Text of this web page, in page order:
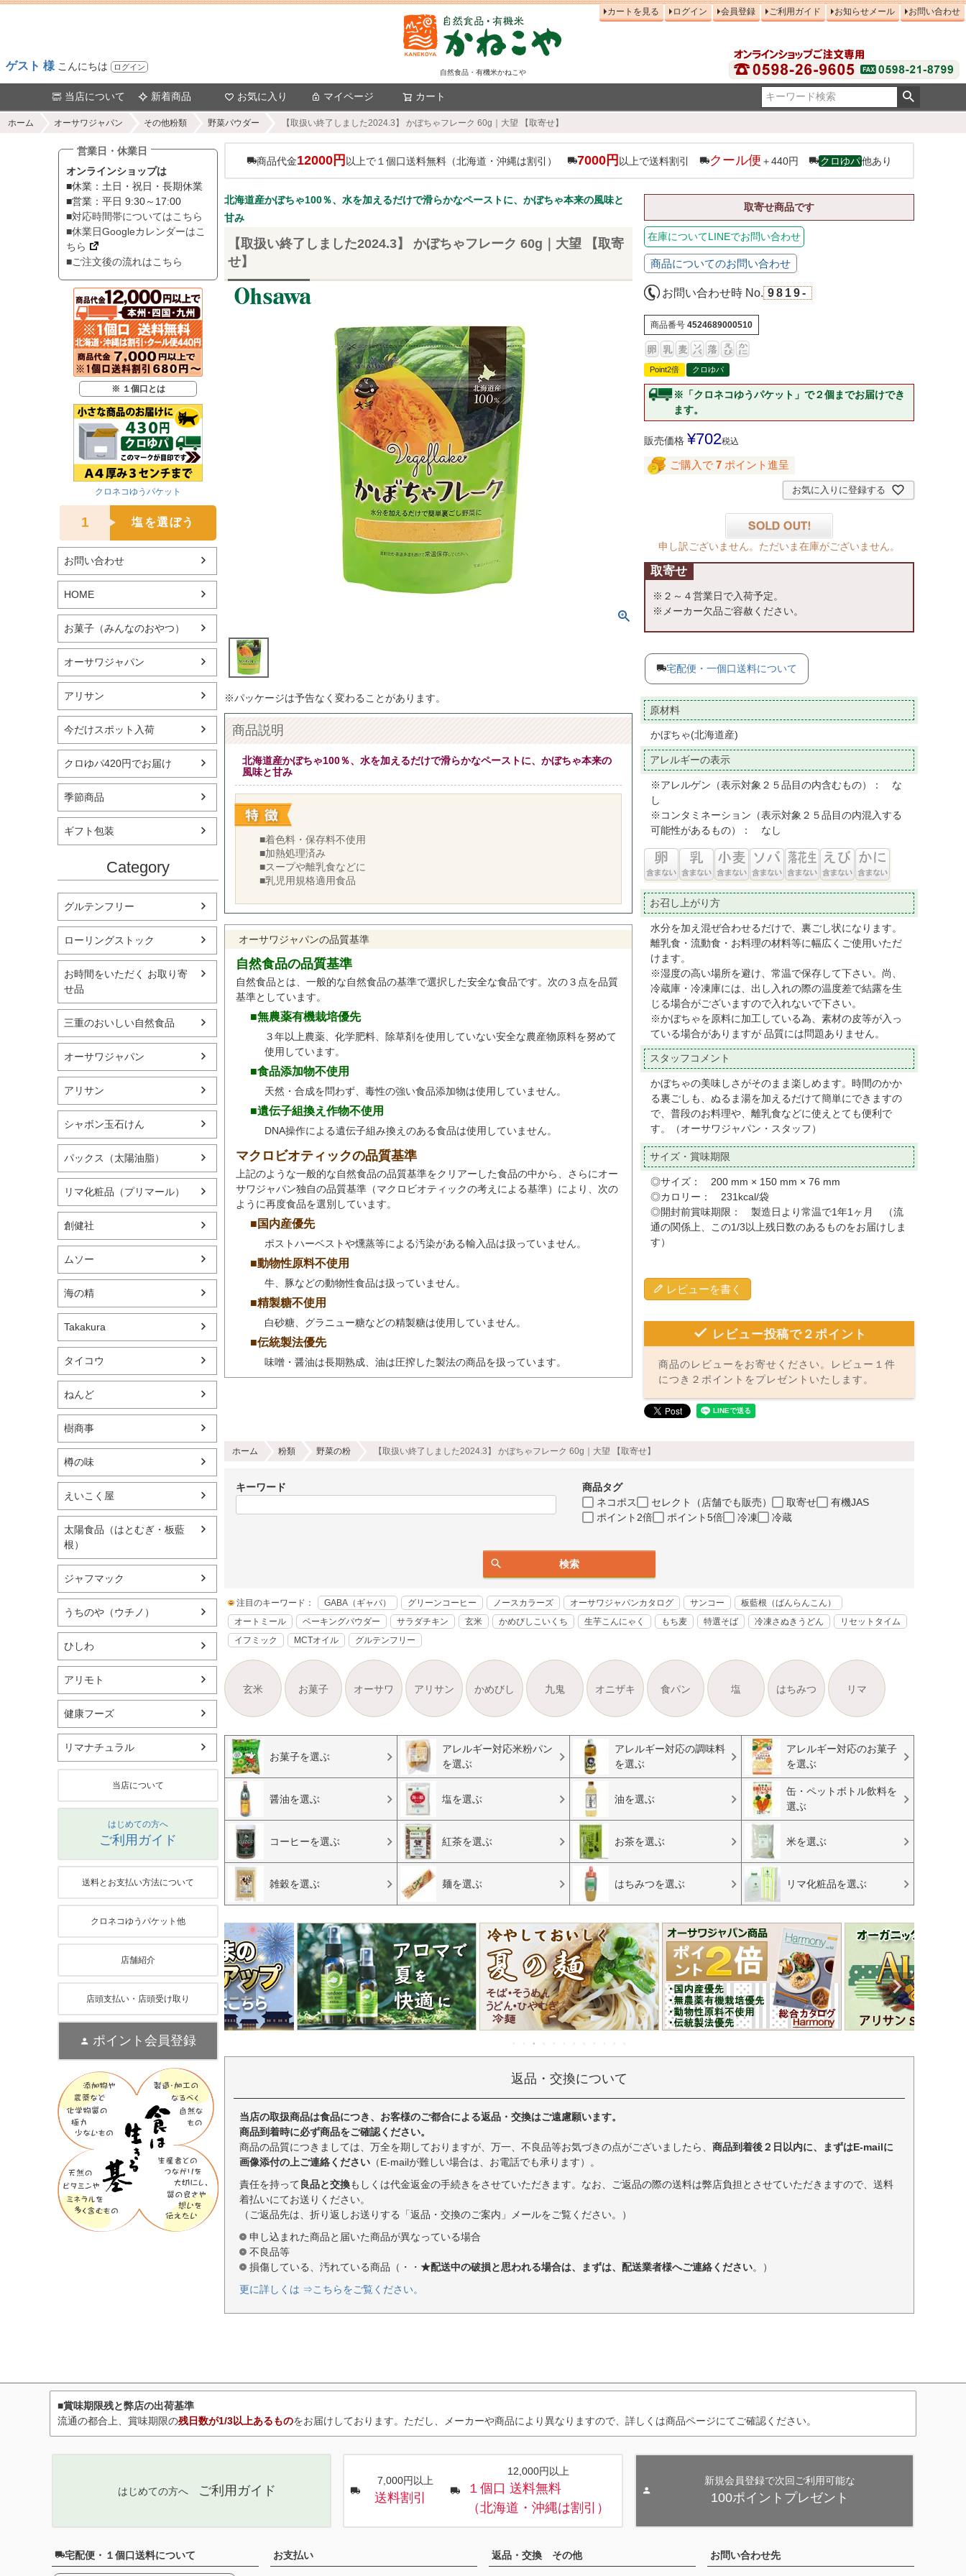
ゲスト 様 こんにちは ログイン
自然食品・有機米かねこや
カートを見る ログイン 会員登録 ご利用ガイド お知らせメール お問い合わせ
当店について 新着商品 お気に入り マイページ カート
ホーム オーサワジャパン その他粉類 野菜パウダー 【取扱い終了しました2024.3】 かぼちゃフレーク 60g｜大望 【取寄せ】
営業日・休業日
オンラインショップは
■休業：土日・祝日・長期休業
■営業：平日 9:30～17:00
■対応時間帯についてはこちら
■休業日Googleカレンダーはこ
ちら
■ご注文後の流れはこちら
※ １個口とは
クロネコゆうパケット
1 塩を選ぼう
お問い合わせ
HOME
お菓子（みんなのおやつ）
オーサワジャパン
アリサン
今だけスポット入荷
クロゆパ420円でお届け
季節商品
ギフト包装
Category
グルテンフリー
ローリングストック
お時間をいただく お取り寄
せ品
三重のおいしい自然食品
オーサワジャパン
アリサン
シャボン玉石けん
パックス（太陽油脂）
リマ化粧品（プリマール）
創健社
ムソー
海の精
Takakura
タイコウ
ねんど
樹商事
樽の味
えいこく屋
太陽食品（はとむぎ・板藍
根）
ジャフマック
うちのや（ウチノ）
ひしわ
アリモト
健康フーズ
リマナチュラル
当店について
はじめての方へ
ご利用ガイド
送料とお支払い方法について
クロネコゆうパケット他
店舗紹介
店頭支払い・店頭受け取り
ポイント会員登録
商品代金12000円 以上で１個口送料無料（北海道・沖縄は割引） 7000円 以上で送料割引 クール便 ＋440円 クロゆパ他あり
北海道産かぼちゃ100％、水を加えるだけで滑らかなペーストに、かぼちゃ本来の風味と
甘み
【取扱い終了しました2024.3】 かぼちゃフレーク 60g｜大望 【取寄
せ】
※パッケージは予告なく変わることがあります。
商品説明
北海道産かぼちゃ100％、水を加えるだけで滑らかなペーストに、かぼちゃ本来の
風味と甘み
■着色料・保存料不使用
■加熱処理済み
■スープや離乳食などに
■乳児用規格適用食品
オーサワジャパンの品質基準
自然食品の品質基準
自然食品とは、一般的な自然食品の基準で選択した安全な食品です。次の３点を品質
基準としています。
■無農薬有機栽培優先
３年以上農薬、化学肥料、除草剤を使用していない安全な農産物原料を努めて
使用しています。
■食品添加物不使用
天然・合成を問わず、毒性の強い食品添加物は使用していません。
■遺伝子組換え作物不使用
DNA操作による遺伝子組み換えのある食品は使用していません。
マクロビオティックの品質基準
上記のような一般的な自然食品の品質基準をクリアーした食品の中から、さらにオー
サワジャパン独自の品質基準（マクロビオティックの考えによる基準）により、次の
ように再度食品を選別しています。
■国内産優先
ポストハーベストや燻蒸等による汚染がある輸入品は扱っていません。
■動物性原料不使用
牛、豚などの動物性食品は扱っていません。
■精製糖不使用
白砂糖、グラニュー糖などの精製糖は使用していません。
■伝統製法優先
味噌・醤油は長期熟成、油は圧搾した製法の商品を扱っています。
取寄せ商品です
在庫についてLINEでお問い合わせ
商品についてのお問い合わせ
お問い合わせ時 No. 9819-
商品番号 4524689000510
Point2倍 クロゆパ
※「クロネコゆうパケット」で２個までお届けでき
ます。
販売価格 ¥702税込
ご購入で 7 ポイント進呈
お気に入りに登録する
申し訳ございません。ただいま在庫がございません。
取寄せ
※２～４営業日で入荷予定。
※メーカー欠品ご容赦ください。
宅配便・一個口送料について
原材料
かぼちゃ(北海道産)
アレルギーの表示
※アレルゲン（表示対象２５品目の内含むもの）： な
し
※コンタミネーション（表示対象２５品目の内混入する
可能性があるもの）： なし
お召し上がり方
水分を加え混ぜ合わせるだけで、裏ごし状になります。
離乳食・流動食・お料理の材料等に幅広くご使用いただ
けます。
※湿度の高い場所を避け、常温で保存して下さい。尚、
冷蔵庫・冷凍庫には、出し入れの際の温度差で結露を生
じる場合がございますので入れないで下さい。
※かぼちゃを原料に加工している為、素材の皮等が入っ
ている場合がありますが 品質には問題ありません。
スタッフコメント
かぼちゃの美味しさがそのまま楽しめます。時間のかか
る裏ごしも、ぬるま湯を加えるだけて簡単にできますの
で、普段のお料理や、離乳食などに使えとても便利で
す。（オーサワジャパン・スタッフ）
サイズ・賞味期限
◎サイズ： 200 mm × 150 mm × 76 mm
◎カロリー： 231kcal/袋
◎開封前賞味期限： 製造日より常温で1年1ヶ月 （流
通の関係上、この1/3以上残日数のあるものをお届けしま
す）
レビューを書く
レビュー投稿で２ポイント
商品のレビューをお寄せください。レビュー１件
につき２ポイントをプレゼントいたします。
ホーム 粉類 野菜の粉 【取扱い終了しました2024.3】 かぼちゃフレーク 60g｜大望 【取寄せ】
キーワード
商品タグ
ネコポス
セレクト（店舗でも販売） 取寄せ
有機JAS
ポイント2倍
ポイント5倍 冷凍 冷蔵
検索
注目のキーワード： GABA（ギャバ） グリーンコーヒー ノースカラーズ オーサワジャパンカタログ サンコー
板藍根（ばんらんこん）
オートミール
ベーキングパウダー サラダチキン 玄米 かめびしこいくち 生芋こんにゃく もち麦 特選そば 冷凍さぬきうどん
リセットタイム
イフミック
MCTオイル グルテンフリー
玄米 お菓子 オーサワ アリサン かめびし 九鬼 オニザキ 食パン 塩 はちみつ リマ
お菓子を選ぶ
アレルギー対応米粉パン
を選ぶ
アレルギー対応の調味料
を選ぶ
アレルギー対応のお菓子
を選ぶ
醤油を選ぶ 塩を選ぶ 油を選ぶ
缶・ペットボトル飲料を
選ぶ
コーヒーを選ぶ 紅茶を選ぶ お茶を選ぶ 米を選ぶ
雑穀を選ぶ 麺を選ぶ はちみつを選ぶ リマ化粧品を選ぶ
返品・交換について
当店の取扱商品は食品につき、お客様のご都合による返品・交換はご遠慮願います。
商品到着時に必ず商品をご確認ください。
商品の品質につきましては、万全を期しておりますが、万一、不良品等お気づきの点がございましたら、 商品到着後２日以内に、まずはE-mailに
画像添付の上ご連絡ください （E-mailが難しい場合は、お電話でも承ります）。
責任を持って 良品と交換もしくは代金返金の手続きをさせていただきます。なお、ご返品の際の送料は弊店負担とさせていただきますので、送料
着払いにてお送りください。
（ご返品先は、折り返しお送りする「返品・交換のご案内」メールをご覧ください。）
申し込まれた商品と届いた商品が異なっている場合
不良品等
損傷している、汚れている商品（・・ ★配送中の破損と思われる場合は、まずは、配送業者様へご連絡ください。）
更に詳しくは ⇒こちらをご覧ください。
■賞味期限残と弊店の出荷基準
流通の都合上、賞味期限の残日数が1/3以上あるものをお届けしております。ただし、メーカーや商品により異なりますので、詳しくは商品ページにてご確認ください。
はじめての方へ ご利用ガイド
7,000円以上
送料割引
12,000円以上
１個口 送料無料
（北海道・沖縄は割引）
新規会員登録で次回ご利用可能な
100ポイントプレゼント
宅配便・１個口送料について お支払い 返品・交換 その他 お問い合わせ先